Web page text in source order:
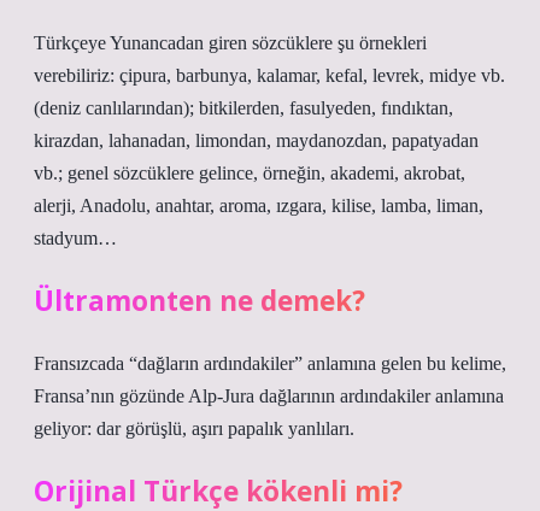
Türkçeye Yunancadan giren sözcüklere şu örnekleri
verebiliriz: çipura, barbunya, kalamar, kefal, levrek, midye vb.
(deniz canlılarından); bitkilerden, fasulyeden, fındıktan,
kirazdan, lahanadan, limondan, maydanozdan, papatyadan
vb.; genel sözcüklere gelince, örneğin, akademi, akrobat,
alerji, Anadolu, anahtar, aroma, ızgara, kilise, lamba, liman,
stadyum…
Ültramonten ne demek?
Fransızcada “dağların ardındakiler” anlamına gelen bu kelime,
Fransa’nın gözünde Alp-Jura dağlarının ardındakiler anlamına
geliyor: dar görüşlü, aşırı papalık yanlıları.
Orijinal Türkçe kökenli mi?